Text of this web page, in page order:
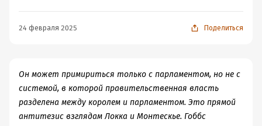
смерти физического тела. Да это и понятно, ведь
формируется/. Но бессмертна сама монада, как
духовная искра, внедрённая в рождённого человека.
Монада/это не Аристотелевский термин, по-моему
декартовский/, фактически, является независимой от
24 февраля 2025 Поделиться
Он может примириться только с парламентом, но не с
системой, в которой правительственная власть
разделена между королем и парламентом. Это прямой
антитезис взглядам Локка и Монтескье. Гоббс